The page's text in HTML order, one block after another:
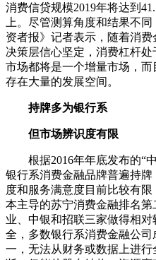
消费信贷规模2019年将达到
上。尽管测算角度和结果不
资者报》记者表示，随着消费
决策层信心坚定，消费杠杆
市场都将是一个增量市场，
存在大量的发展空间。
持牌多为银行系
但市场辨识度有限
根据2016年年底发布的“中
银行系消费金融品牌普遍持
度和服务满意度目前比较有
本主导的苏宁消费金融排名
业、中银和招联三家做得相
全，多数银行系消费金融公
一，无法从财务或数据上进行